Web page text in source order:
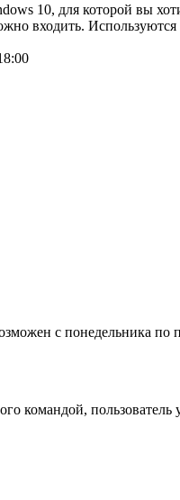
10, для которой вы
входить.
с понедельника по
командой,